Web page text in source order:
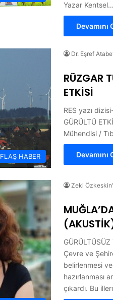
Yazar Kentsel…
Devamını
FLAŞ HABER
Dr. Eşref
RÜZGAR
ETKİSİ
RES yazı
GÜRÜLTÜ
Mühendisi /
Devamını
Zeki
Çevre ve
belirlenmesi ve
hazırlanması
çıkardı. Bu